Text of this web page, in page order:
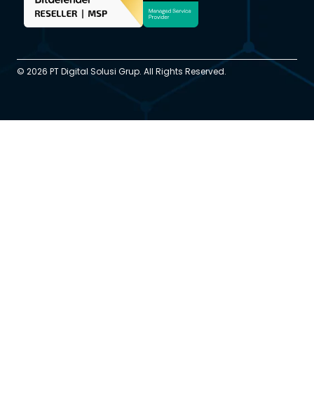
© 2026 PT Digital Solusi Grup. All Rights Reserved.